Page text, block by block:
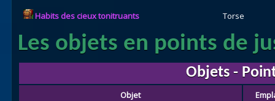
Habits des cieux tonitruants
Torse
Les objets en points de
Objets -
Objet